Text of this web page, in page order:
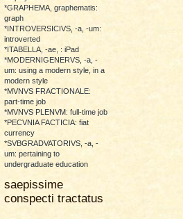
*GRAPHEMA, graphematis:
graph
*INTROVERSICIVS, -a, -um:
introverted
*ITABELLA, -ae, : iPad
*MODERNIGENERVS, -a, -
um: using a modern style, in a
modern style
*MVNVS FRACTIONALE:
part-time job
*MVNVS PLENVM: full-time job
*PECVNIA FACTICIA: fiat
currency
*SVBGRADVATORIVS, -a, -
um: pertaining to
undergraduate education
saepissime
conspecti tractatus